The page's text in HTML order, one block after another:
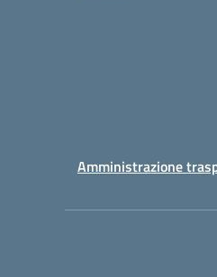
Amministrazione